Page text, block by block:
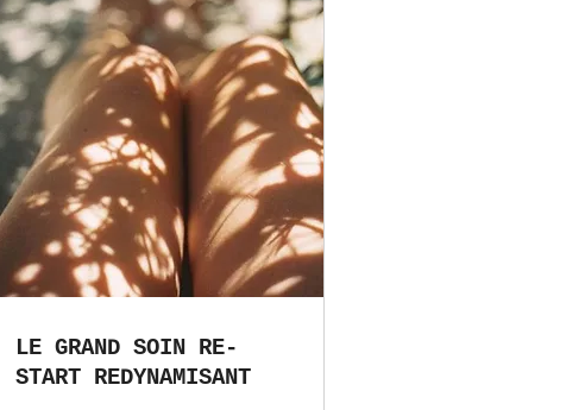
LE GRAND SOIN RE-
START REDYNAMISANT